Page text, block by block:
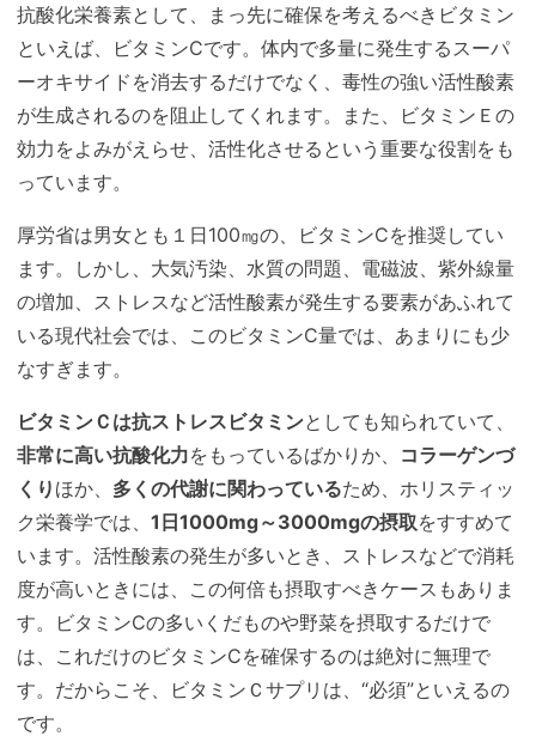
抗酸化栄養素として、まっ先に確保を考えるべきビタミン
といえば、ビタミンCです。体内で多量に発生するスーパ
ーオキサイドを消去するだけでなく、毒性の強い活性酸素
が生成されるのを阻止してくれます。また、ビタミンＥの
効力をよみがえらせ、活性化させるという重要な役割をも
っています。
厚労省は男女とも１日100㎎の、ビタミンCを推奨してい
ます。しかし、大気汚染、水質の問題、電磁波、紫外線量
の増加、ストレスなど活性酸素が発生する要素があふれて
いる現代社会では、このビタミンC量では、あまりにも少
なすぎます。
ビタミンＣは抗ストレスビタミンとしても知られていて、
非常に高い抗酸化力をもっているばかりか、 コラーゲンづ
くり ほか、 多くの代謝に関わっているため、ホリスティッ
ク栄養学では、 1日1000mg～3000mgの摂取をすすめて
います。活性酸素の発生が多いとき、ストレスなどで消耗
度が高いときには、この何倍も摂取すべきケースもありま
す。ビタミンCの多いくだものや野菜を摂取するだけで
は、これだけのビタミンCを確保するのは絶対に無理で
す。だからこそ、ビタミンＣサプリは、“必須”といえるの
です。